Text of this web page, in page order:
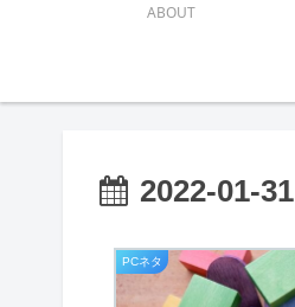
ABOUT
2022-01-31
PCネタ